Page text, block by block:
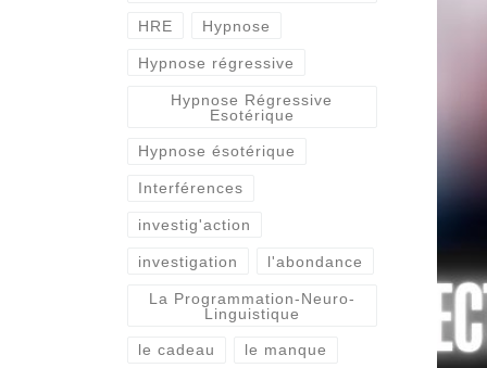
HRE Hypnose
Hypnose régressive
Hypnose Régressive
Esotérique
Hypnose ésotérique
Interférences
investig'action
investigation l'abondance
La Programmation-Neuro-
Linguistique
le cadeau le manque